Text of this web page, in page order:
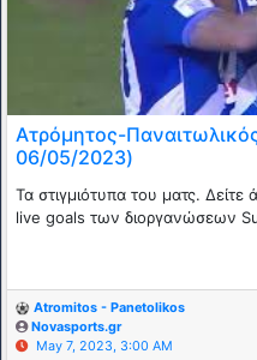
Ατρόμητος-
06/05/2023)
Τα στιγμιότυπα του ματς.
live goals των διοργανώσεων
Atromitos - Panetolikos
Novasports.gr
May 7, 2023, 3:00 AM